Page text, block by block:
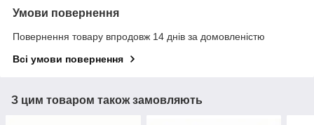
Умови повернення
Повернення товару впродовж 14 днів за домовленістю
Всі умови повернення
З цим товаром також замовляють